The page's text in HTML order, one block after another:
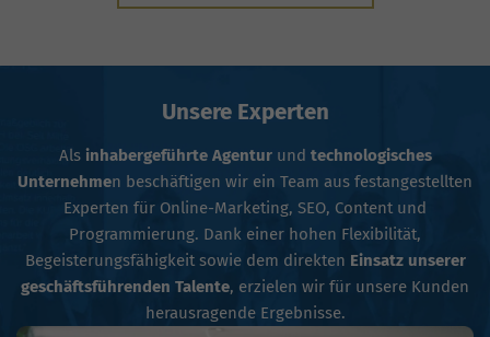
Unsere Experten
Alsinhabergeführte Agenturund technologisches
Unternehmen beschäftigen wir ein Team aus festangestellten
Experten für Online-Marketing, SEO, Content und
Programmierung. Dank einer hohen Flexibilität,
Begeisterungsfähigkeit sowie dem direkten Einsatz unserer
geschäftsführenden Talente, erzielen wir für unsere Kunden
herausragende Ergebnisse.